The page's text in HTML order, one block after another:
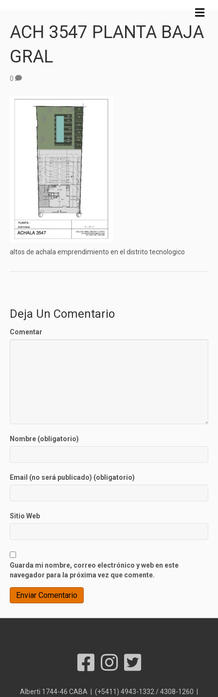
M
e
ACH 3547 PLANTA BAJA
GRAL
0
altos de achala emprendimiento en el distrito tecnologico
Deja Un Comentario
Comentar
Nombre (obligatorio)
Email (no será publicado) (obligatorio)
Sitio Web
Guarda mi nombre, correo electrónico y web en este
navegador para la próxima vez que comente.
Alberti 1744-46 CABA | (+5411) 4943-1332 / 4308-1260 |